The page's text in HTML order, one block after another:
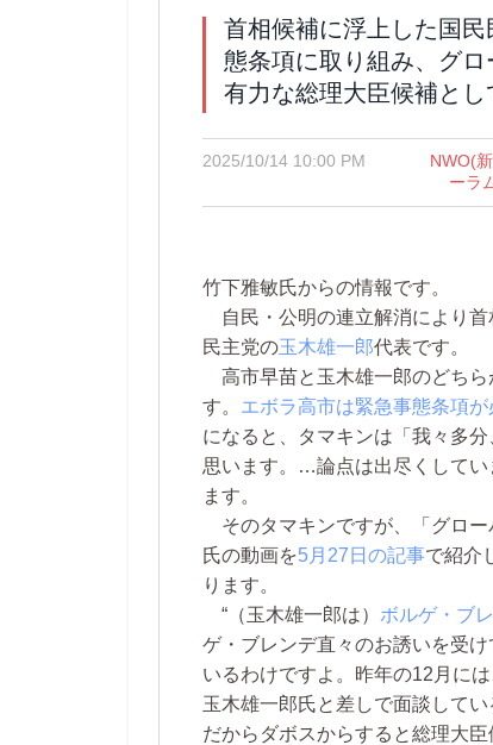
首相候補に浮上した国
態条項に取り組み、グ
有力な総理大臣候補と
2025/10/14 10:00 PM NWO(
ーラ
竹下雅敏氏からの情報です。
自民・公明の連立解消により首
民主党の玉木雄一郎代表です。
高市早苗と玉木雄一郎のどちら
す。 エボラ高市は緊急事態条項が
になると、タマキンは「我々多
思います。…論点は出尽くして
ます。
そのタマキンですが、「グロー
氏の動画を5月27日の記事で紹介
ります。
“（玉木雄一郎は） ボルゲ・ブ
ゲ・ブレンデ直々のお誘いを受
いるわけですよ。昨年の12月に
玉木雄一郎氏と差しで面談して
だからダボスからすると総理大